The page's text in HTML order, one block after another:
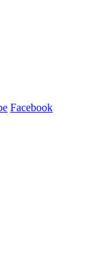
Facebook